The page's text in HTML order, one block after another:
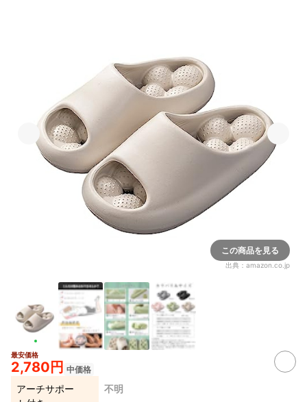
この商品を見る
出典： amazon.co.jp
最安価格
2,780円 中価格
アーチサポー
不明